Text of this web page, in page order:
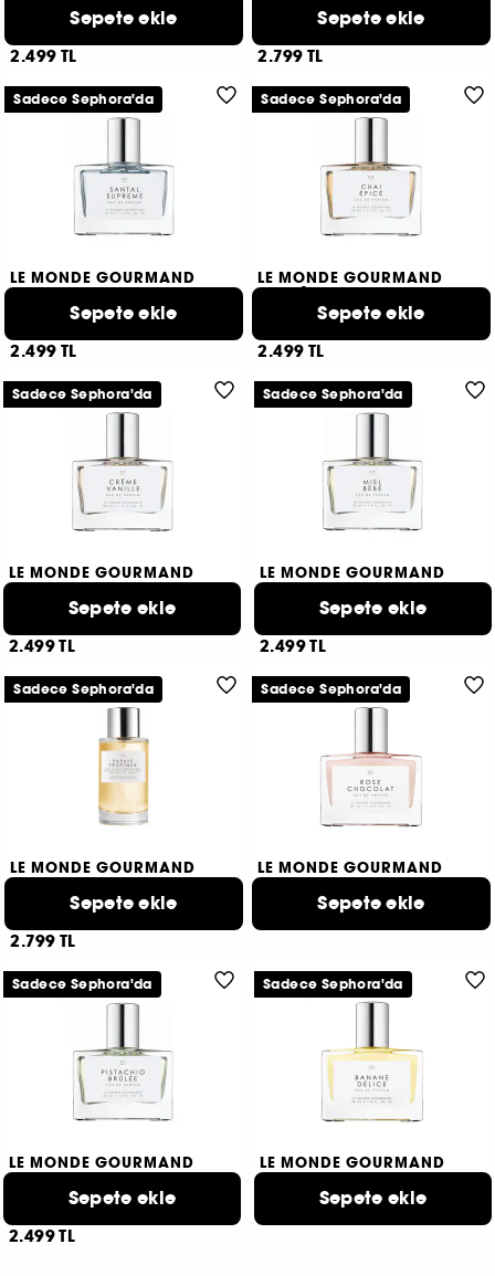
Eau de Parfum
2.499 TL
Sepete ekle Saç ve Vücut Misti
2.799 TL
Sepete ekle
LE MONDE GOURMAND
Eau de Parfum
2.499 TL
Sepete ekle
Sadece Sephora'da
LE MONDE GOURMAND
Eau de Parfum
2.499 TL
Sepete ekle
Sadece Sephora'da
LE MONDE GOURMAND
Eau de Parfum
2.499 TL
Sepete ekle
Sadece Sephora'da
LE MONDE GOURMAND
Eau de Parfum
2.499 TL
Sepete ekle
Sadece Sephora'da
LE MONDE GOURMAND
2.799 TL
Sepete ekle
Sadece Sephora'da
LE MONDE GOURMAND
Eau de ParfumSepete ekle
Sadece Sephora'da
LE MONDE GOURMAND
Eau de Parfum
2.499 TL
Sepete ekle
Sadece Sephora'da
LE MONDE GOURMAND
Eau de ParfumSepete ekle
Sadece Sephora'da